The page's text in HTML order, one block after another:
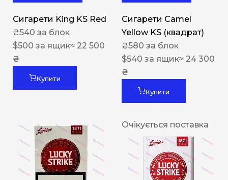
Сигарети King KS Red
₴540 за блок
$500 за ящик≈ 22 500
₴
Купити
Сигарети Camel
Yellow KS (квадрат)
₴580 за блок
$540 за ящик≈ 24 300
₴
Купити
Очікується поставка